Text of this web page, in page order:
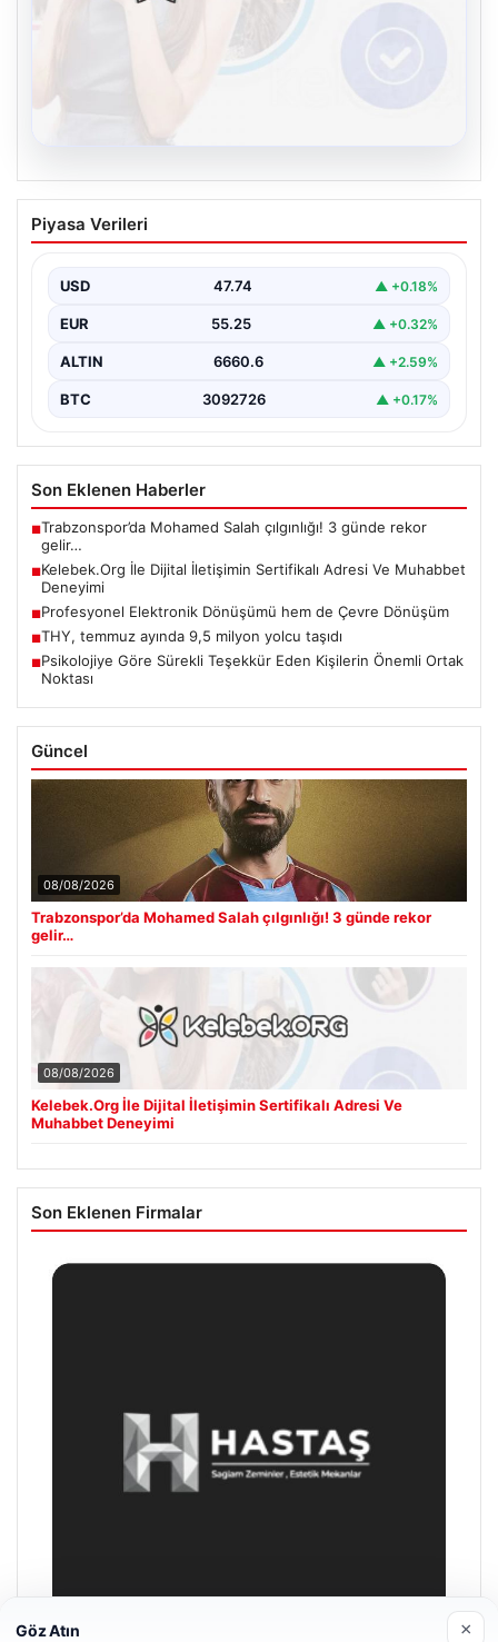
08.08.2026
Kelebek.Org İle Dijital İletişimin
Sertifikalı Adresi Ve Muhabbet
Sanal ortamında insanların kaliteli bir şekilde bağlantı
olarak…
Piyasa Verileri
USD 47.74 ▲ +0.18%
EUR 55.25 ▲ +0.32%
ALTIN 6660.6 ▲ +2.59%
BTC 3092726 ▲ +0.17%
Son Eklenen Haberler
■Trabzonspor’da Mohamed Salah çılgınlığı! 3 günde rekor
gelir…
■Kelebek.Org İle Dijital İletişimin Sertifikalı Adresi Ve Muhabbet
Deneyimi
■Profesyonel Elektronik Dönüşümü hem de Çevre Dönüşüm
■THY, temmuz ayında 9,5 milyon yolcu taşıdı
■Psikolojiye Göre Sürekli Teşekkür Eden Kişilerin Önemli Ortak
Noktası
Güncel
08/08/2026
Trabzonspor’da Mohamed Salah çılgınlığı! 3 günde rekor
gelir…
08/08/2026
Kelebek.Org İle Dijital İletişimin Sertifikalı Adresi Ve
Muhabbet Deneyimi
Son Eklenen Firmalar
Göz Atın ×